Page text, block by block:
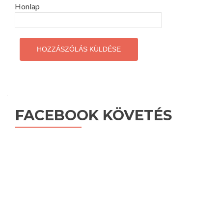
Honlap
FACEBOOK KÖVETÉS